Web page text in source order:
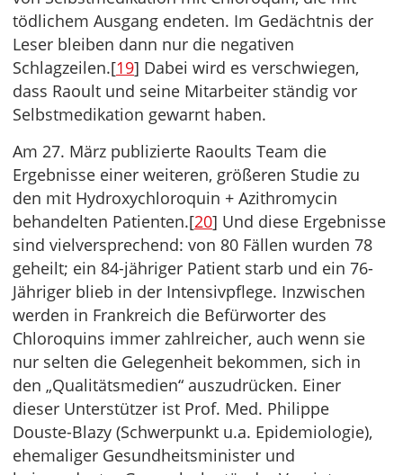
tödlichem Ausgang endeten. Im Gedächtnis der
Leser bleiben dann nur die negativen
Schlagzeilen.[19] Dabei wird es verschwiegen,
dass Raoult und seine Mitarbeiter ständig vor
Selbstmedikation gewarnt haben.
Am 27. März publizierte Raoults Team die
Ergebnisse einer weiteren, größeren Studie zu
den mit Hydroxychloroquin + Azithromycin
behandelten Patienten.[20] Und diese Ergebnisse
sind vielversprechend: von 80 Fällen wurden 78
geheilt; ein 84-jähriger Patient starb und ein 76-
Jähriger blieb in der Intensivpflege. Inzwischen
werden in Frankreich die Befürworter des
Chloroquins immer zahlreicher, auch wenn sie
nur selten die Gelegenheit bekommen, sich in
den „Qualitätsmedien“ auszudrücken. Einer
dieser Unterstützer ist Prof. Med. Philippe
Douste-Blazy (Schwerpunkt u.a. Epidemiologie),
ehemaliger Gesundheitsminister und